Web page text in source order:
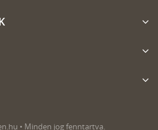
• Minden jog fenntartva.